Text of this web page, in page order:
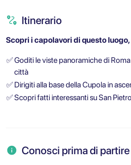
Itinerario
Scopri i capolavori di questo
✅Goditi le viste panoramiche di
città
✅ Dirigiti alla base della Cupola in
✅Scopri fatti interessanti su San
Conosci prima di partire